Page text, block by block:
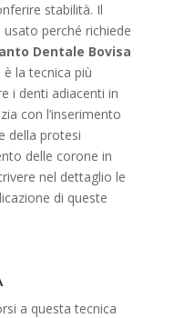
stabilità. Il
perché richiede
Dentale Bovisa
la tecnica più
i denti adiacenti in
con l’inserimento
della protesi
delle corone in
nel dettaglio le
di queste
a questa tecnica